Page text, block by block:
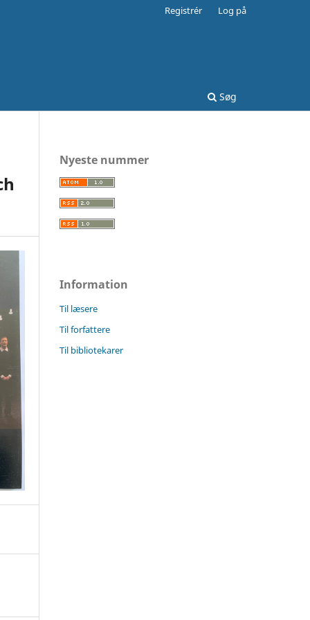
Søg
Registrér Log på
Nyeste nummer
Information
Til læsere
Til forfattere
Til bibliotekarer